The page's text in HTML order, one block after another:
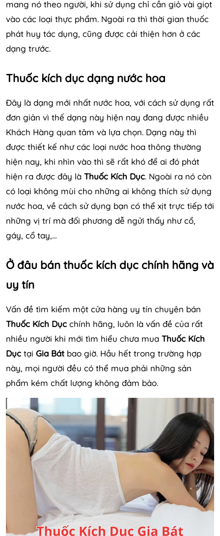
mang nó theo người, khi sử dụng chỉ cần giỏ vài giọt
vào các loại thực phẩm. Ngoài ra thì thời gian thuốc
phát huy tác dụng, cũng được cải thiện hơn ở các
dạng trước.
Thuốc kích dục dạng nước hoa
Đây là dạng mới nhất nước hoa, với cách sử dụng rất
đơn giản vì thế dạng này hiện nay đang được nhiều
Khách Hàng quan tâm và lựa chọn. Dạng này thì
được thiết kế như các loại nước hoa thông thường
hiện nay, khi nhìn vào thì sẽ rất khó để ai đó phát
hiện ra được đây là Thuốc Kích Dục. Ngoài ra nó còn
có loại không mùi cho những ai không thích sử dụng
nước hoa, về cách sử dụng bạn có thể xịt trực tiếp tới
những vị trí mà đối phương dễ ngửi thấy như cổ,
gáy, cổ tay,…
Ở đâu bán thuốc kích dục chính hãng và
uy tín
Vấn đề tìm kiếm một cửa hàng uy tín chuyên bán
Thuốc Kích Dục chính hãng, luôn là vấn đề của rất
nhiều người khi mới tìm hiểu chưa mua Thuốc Kích
Dục tại Gia Bátbao giờ. Hầu hết trong trường hợp
này, mọi người đều có thể mua phải những sản
phẩm kém chất lượng không đảm bảo.